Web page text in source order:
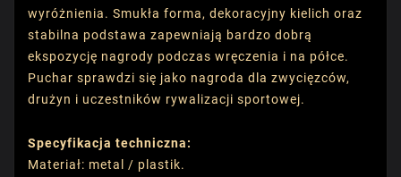
wyróżnienia. Smukła forma, dekoracyjny kielich oraz
stabilna podstawa zapewniają bardzo dobrą
ekspozycję nagrody podczas wręczenia i na półce.
Puchar sprawdzi się jako nagroda dla zwycięzców,
drużyn i uczestników rywalizacji sportowej.
Specyfikacja techniczna:
Materiał: metal / plastik.